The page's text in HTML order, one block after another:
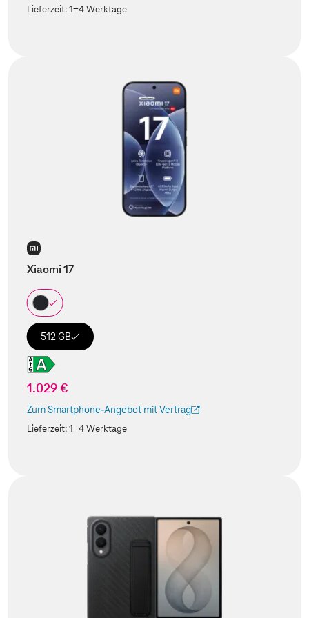
Lieferzeit:1-4 Werktage
Xiaomi 17
512 GB
1.029 €
Zum Smartphone-Angebot mit Vertrag
(Der Link wird in einem neuen Tab geöffnet)
Lieferzeit:1-4 Werktage